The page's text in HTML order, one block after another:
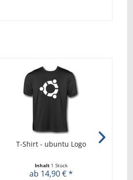
T-Shirt - ubuntu Logo
Inhalt 1 Stück
ab 14,90 € *